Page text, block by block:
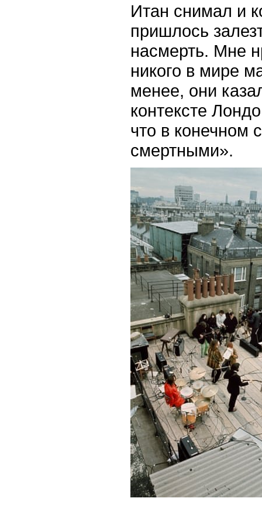
Итан снимал и
пришлось
насмерть. Мне
никого в мире
менее, они
контексте
что в конечном
смертными».